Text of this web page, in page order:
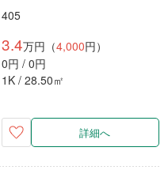
405
3.4万円（4,000円）
0円 / 0円
1K / 28.50㎡
詳細へ